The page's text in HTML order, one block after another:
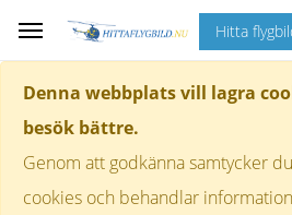
Denna webbplats vill lagra
besök bättre.
Genom att godkänna samtycker
cookies och behandlar
Hitta